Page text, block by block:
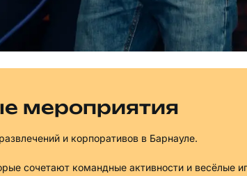
мероприятия
и корпоративов в Барнауле.
сочетают командные активности и весёлые